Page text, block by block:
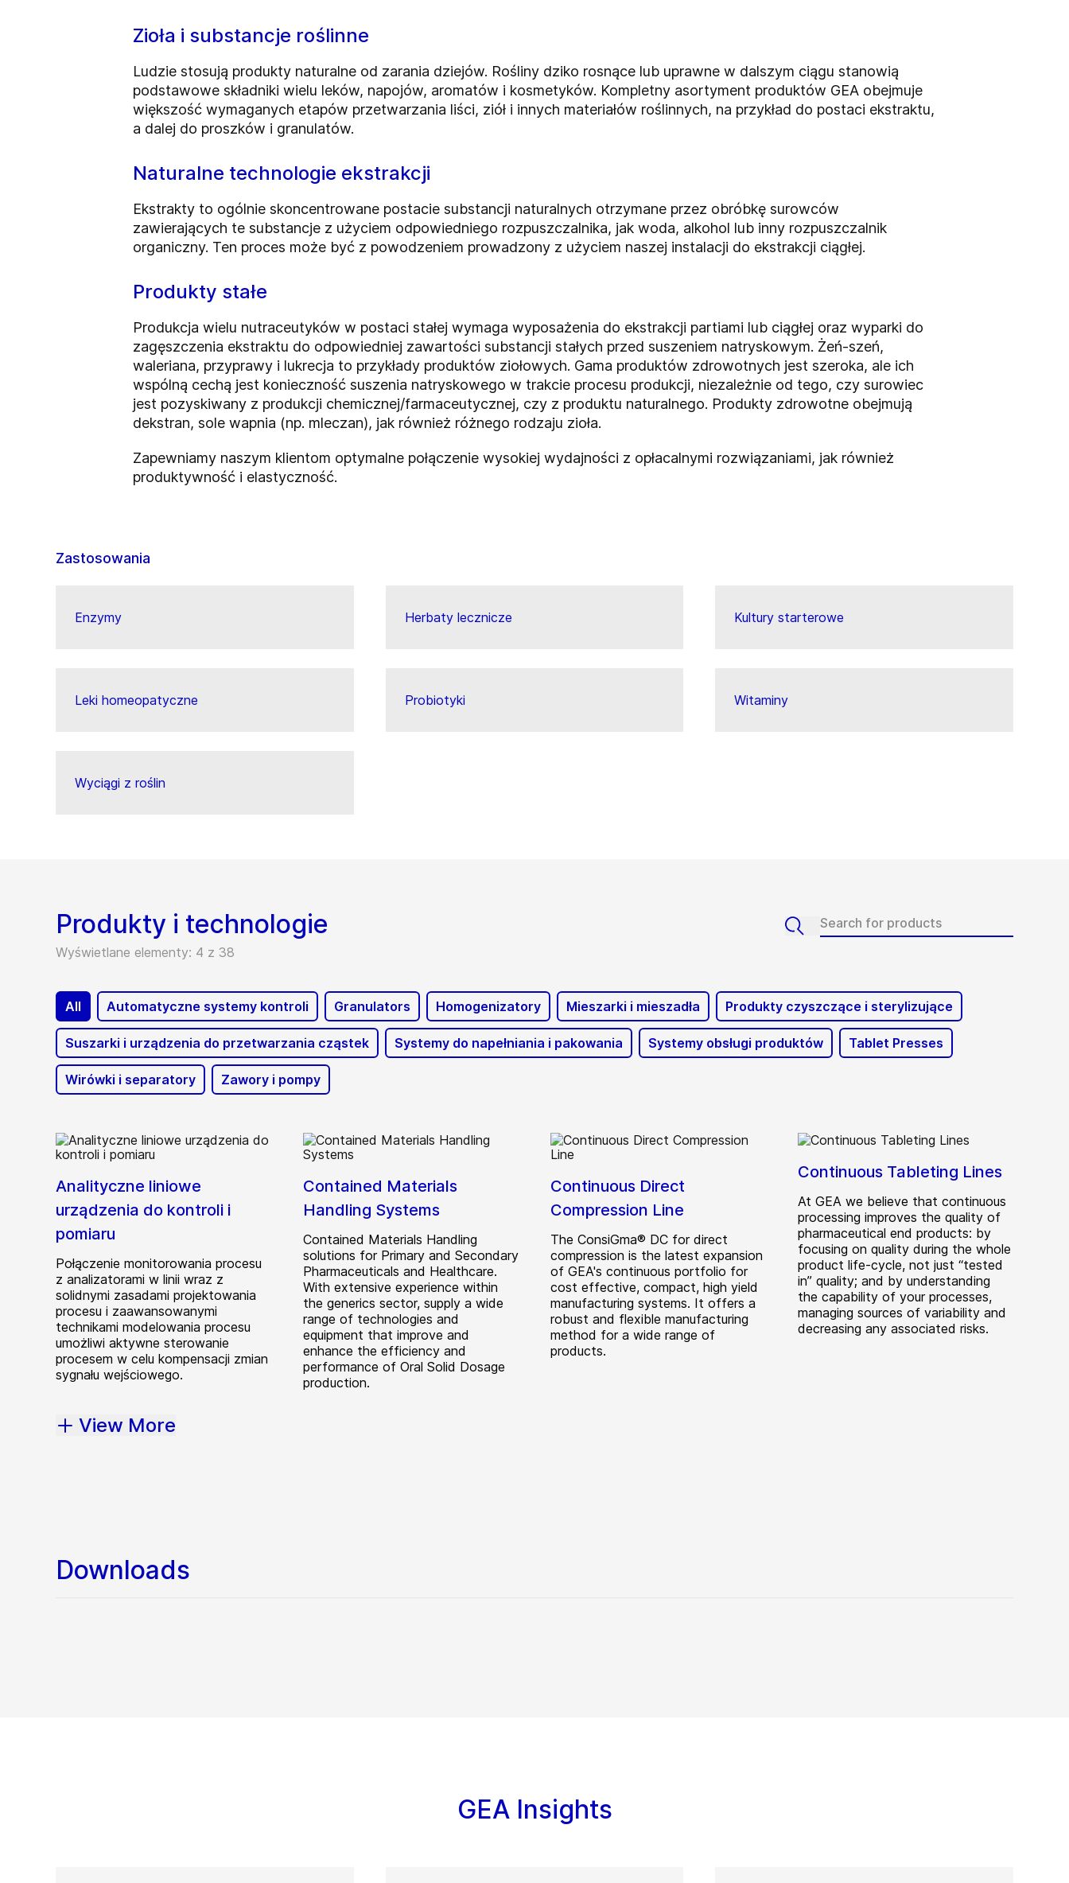
Zioła i substancje roślinne
Ludzie stosują produkty naturalne od zarania dziejów. Rośliny dziko rosnące lub uprawne w dalszym ciągu stanowią
podstawowe składniki wielu leków, napojów, aromatów i kosmetyków. Kompletny asortyment produktów GEA obejmuje
większość wymaganych etapów przetwarzania liści, ziół i innych materiałów roślinnych, na przykład do postaci ekstraktu,
a dalej do proszków i granulatów.
Naturalne technologie ekstrakcji
Ekstrakty to ogólnie skoncentrowane postacie substancji naturalnych otrzymane przez obróbkę surowców
zawierających te substancje z użyciem odpowiedniego rozpuszczalnika, jak woda, alkohol lub inny rozpuszczalnik
organiczny. Ten proces może być z powodzeniem prowadzony z użyciem naszej instalacji do ekstrakcji ciągłej.
Produkty stałe
Produkcja wielu nutraceutyków w postaci stałej wymaga wyposażenia do ekstrakcji partiami lub ciągłej oraz wyparki do
zagęszczenia ekstraktu do odpowiedniej zawartości substancji stałych przed suszeniem natryskowym. Żeń-szeń,
waleriana, przyprawy i lukrecja to przykłady produktów ziołowych. Gama produktów zdrowotnych jest szeroka, ale ich
wspólną cechą jest konieczność suszenia natryskowego w trakcie procesu produkcji, niezależnie od tego, czy surowiec
jest pozyskiwany z produkcji chemicznej/farmaceutycznej, czy z produktu naturalnego. Produkty zdrowotne obejmują
dekstran, sole wapnia (np. mleczan), jak również różnego rodzaju zioła.
Zapewniamy naszym klientom optymalne połączenie wysokiej wydajności z opłacalnymi rozwiązaniami, jak również
produktywność i elastyczność.
Zastosowania
Enzymy Herbaty lecznicze Kultury starterowe
Leki homeopatyczne Probiotyki Witaminy
Wyciągi z roślin
Produkty i technologie
Wyświetlane elementy: 4 z 38
All Automatyczne systemy kontroli Granulators Homogenizatory Mieszarki i mieszadła Produkty czyszczące i sterylizujące
Suszarki i urządzenia do przetwarzania cząstek Systemy do napełniania i pakowania Systemy obsługi produktów Tablet Presses
Wirówki i separatory Zawory i pompy
Analityczne liniowe
urządzenia do kontroli i
pomiaru
Połączenie monitorowania procesu
z analizatorami w linii wraz z
solidnymi zasadami projektowania
procesu i zaawansowanymi
technikami modelowania procesu
umożliwi aktywne sterowanie
procesem w celu kompensacji zmian
sygnału wejściowego.
Contained Materials
Handling Systems
Contained Materials Handling
solutions for Primary and Secondary
Pharmaceuticals and Healthcare.
With extensive experience within
the generics sector, supply a wide
range of technologies and
equipment that improve and
enhance the efficiency and
performance of Oral Solid Dosage
production.
Continuous Direct
Compression Line
The ConsiGma® DC for direct
compression is the latest expansion
of GEA's continuous portfolio for
cost effective, compact, high yield
manufacturing systems. It offers a
robust and flexible manufacturing
method for a wide range of
products.
Continuous Tableting Lines
At GEA we believe that continuous
processing improves the quality of
pharmaceutical end products: by
focusing on quality during the whole
product life-cycle, not just “tested
in” quality; and by understanding
the capability of your processes,
managing sources of variability and
decreasing any associated risks.
View More
Downloads
GEA Insights